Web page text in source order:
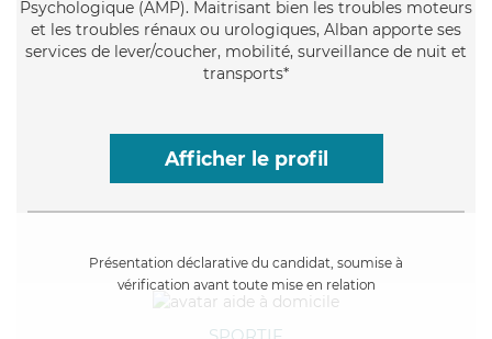
Psychologique (AMP). Maitrisant bien les troubles moteurs
et les troubles rénaux ou urologiques, Alban apporte ses
services de lever/coucher, mobilité, surveillance de nuit et
transports*
Afficher le profil
Présentation déclarative du candidat, soumise à
vérification avant toute mise en relation